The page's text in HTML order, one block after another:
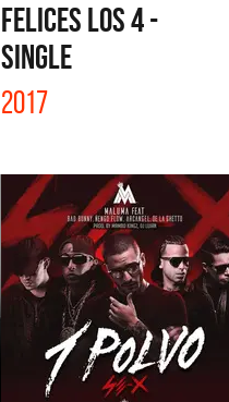
FELICES LOS 4 -
SINGLE
2017